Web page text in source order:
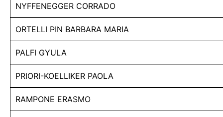
NYFFENEGGER CORRADO
ORTELLI PIN BARBARA MARIA
PALFI GYULA
PRIORI-KOELLIKER PAOLA
RAMPONE ERASMO